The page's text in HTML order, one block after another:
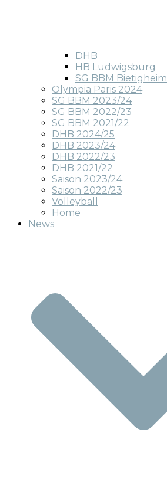
DHB
HB Ludwigsburg
SG BBM Bietigheim
Olympia Paris 2024
SG BBM 2023/24
SG BBM 2022/23
SG BBM 2021/22
DHB 2024/25
DHB 2023/24
DHB 2022/23
DHB 2021/22
Saison 2023/24
Saison 2022/23
Volleyball
Home
News